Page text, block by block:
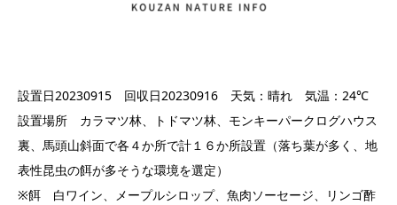
設置日20230915 回収日20230916 天気：晴れ 気温：24℃
設置場所 カラマツ林、トドマツ林、モンキーパークログハウス
裏、馬頭山斜面で各４か所で計１６か所設置（落ち葉が多く、地
表性昆虫の餌が多そうな環境を選定）
※餌 白ワイン、メープルシロップ、魚肉ソーセージ、リンゴ酢